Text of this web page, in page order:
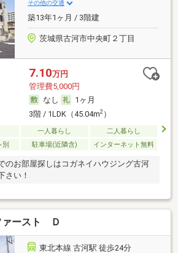
その他の交通
築13年1ヶ月 / 3階建
茨城県古河市中央町２丁目
7.10万円
管理費5,000円
なし
1ヶ月
3階 / 1LDK（45.04m2）
一人暮らし
二人暮らし
別
駐車場(近隣含) インターネット無料
のお部屋探しはコガネイハウジング古河
さい！
ァースト Ｄ
東北本線 古河駅 徒歩24分